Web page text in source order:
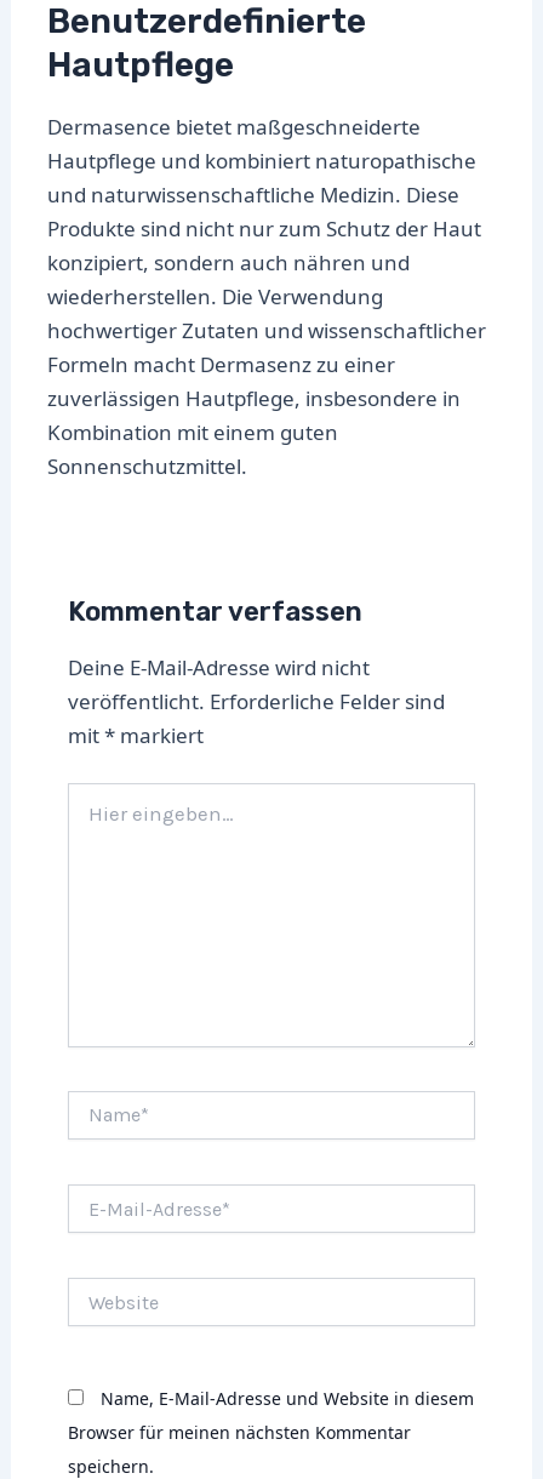
Benutzerdefinierte
Hautpflege
Dermasence bietet maßgeschneiderte
Hautpflege und kombiniert naturopathische
und naturwissenschaftliche Medizin. Diese
Produkte sind nicht nur zum Schutz der Haut
konzipiert, sondern auch nähren und
wiederherstellen. Die Verwendung
hochwertiger Zutaten und wissenschaftlicher
Formeln macht Dermasenz zu einer
zuverlässigen Hautpflege, insbesondere in
Kombination mit einem guten
Sonnenschutzmittel.
Kommentar verfassen
Deine E-Mail-Adresse wird nicht
veröffentlicht. Erforderliche Felder sind
mit* markiert
eingeben…
Mail-
Name, E-Mail-Adresse und Website in diesem
Browser für meinen nächsten Kommentar
speichern.